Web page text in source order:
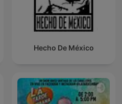
Hecho De México